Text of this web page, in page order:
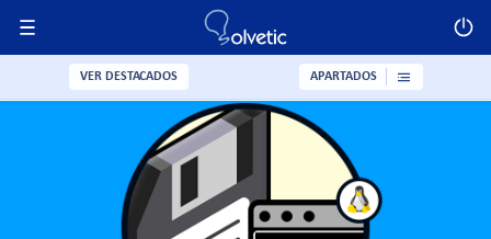
VER DESTACADOS APARTADOS